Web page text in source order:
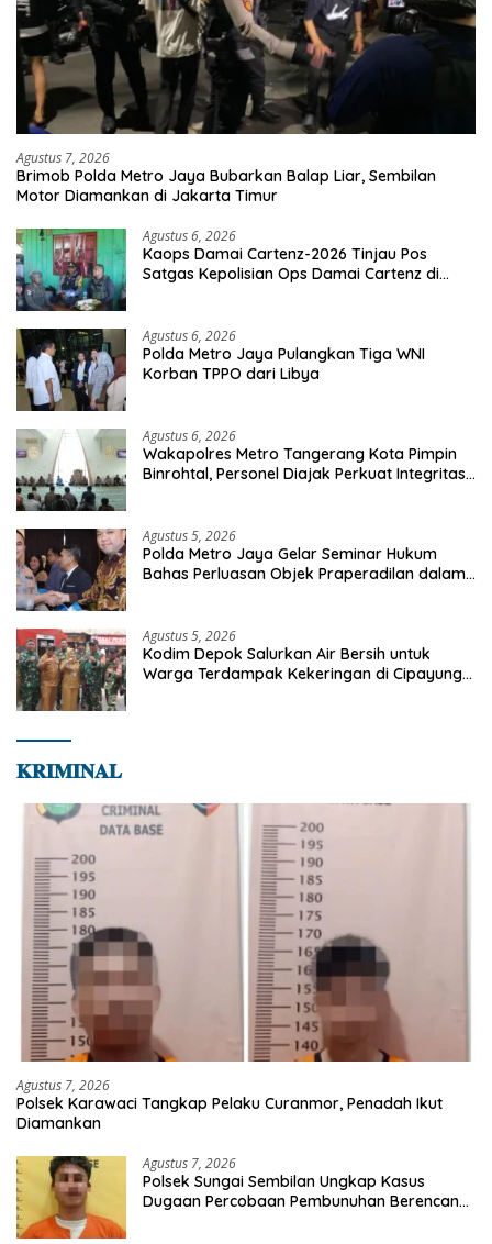
Agustus 7, 2026
Brimob Polda Metro Jaya Bubarkan Balap Liar, Sembilan
Motor Diamankan di Jakarta Timur
Agustus 6, 2026
Kaops Damai Cartenz-2026 Tinjau Pos
Satgas Kepolisian Ops Damai Cartenz di
Agustus 6, 2026
Polda Metro Jaya Pulangkan Tiga WNI
Korban TPPO dari Libya
Agustus 6, 2026
Wakapolres Metro Tangerang Kota Pimpin
Binrohtal, Personel Diajak Perkuat Integritas
Agustus 5, 2026
Polda Metro Jaya Gelar Seminar Hukum
Bahas Perluasan Objek Praperadilan dalam
Agustus 5, 2026
Kodim Depok Salurkan Air Bersih untuk
Warga Terdampak Kekeringan di Cipayung
𝐊𝐑𝐈𝐌𝐈𝐍𝐀𝐋
Agustus 7, 2026
Polsek Karawaci Tangkap Pelaku Curanmor, Penadah Ikut
Diamankan
Agustus 7, 2026
Polsek Sungai Sembilan Ungkap Kasus
Dugaan Percobaan Pembunuhan Berencana,